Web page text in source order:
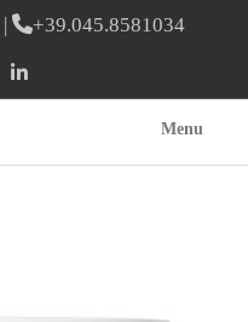
| +39.045.8581034
Menu